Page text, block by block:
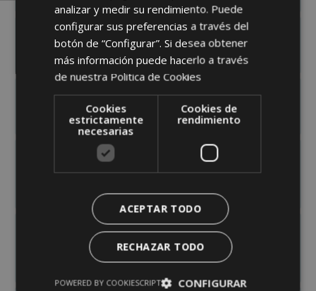
SECCIÓN 11: VACA XOVEN
LACTACIÓN ATA 30 MESES
SECCIÓN 12: VACA XOVEN
LACTACIÓN DE 30 A 36 MESES
SECCIÓN 13: VACA
INTERMEDIA EN LACTACIÓN (3
SECCIÓN 14: VACA
INTERMEDIA EN LACTACIÓN 4
analizar y medir su rendimiento. Puede
configurar sus preferencias a través del
botón de “Configurar”. Si desea obtener
más información puede hacerlo a través
de nuestra Politica de Cookies
Cookies
estrictamente
necesarias
Cookies de
rendimiento
ACEPTAR TODO
RECHAZAR TODO
CONFIGURAR
POWERED BY COOKIESCRIPT